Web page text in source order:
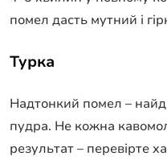
помел дасть мутний і
Турка
Надтонкий помел –
пудра. Не кожна
результат – перевірте